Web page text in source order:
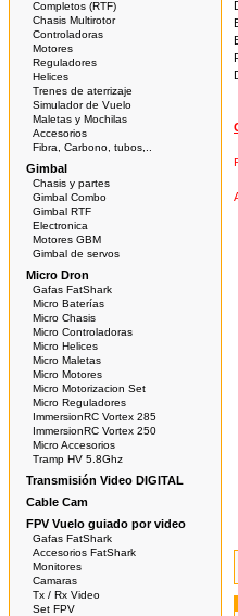
Completos (RTF)
Chasis Multirotor
Controladoras
Motores
Reguladores
Helices
Trenes de aterrizaje
Simulador de Vuelo
Maletas y Mochilas
Accesorios
Fibra, Carbono, tubos,..
Gimbal
Chasis y partes
Gimbal Combo
Gimbal RTF
Electronica
Motores GBM
Gimbal de servos
Micro Dron
Gafas FatShark
Micro Baterías
Micro Chasis
Micro Controladoras
Micro Helices
Micro Maletas
Micro Motores
Micro Motorizacion Set
Micro Reguladores
ImmersionRC Vortex 285
ImmersionRC Vortex 250
Micro Accesorios
Tramp HV 5.8Ghz
Transmisión Video DIGITAL
Cable Cam
FPV Vuelo guiado por video
Gafas FatShark
Accesorios FatShark
Monitores
Camaras
Tx / Rx Video
Set FPV